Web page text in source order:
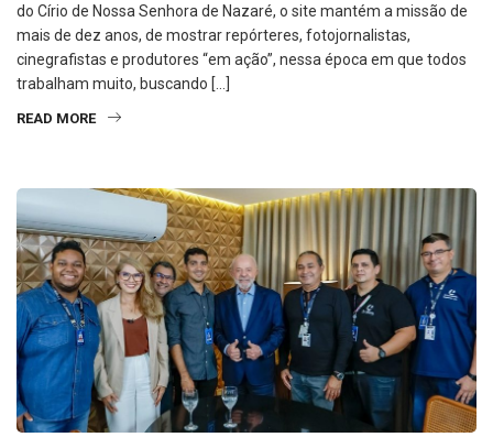
do Círio de Nossa Senhora de Nazaré, o site mantém a missão de
mais de dez anos, de mostrar repórteres, fotojornalistas,
cinegrafistas e produtores “em ação”, nessa época em que todos
trabalham muito, buscando […]
READ MORE